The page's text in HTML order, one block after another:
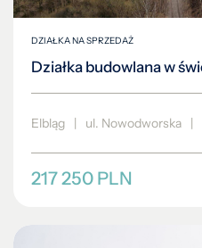
DZIAŁKA NA SPRZEDAŻ
Działka budowlana w
Elbląg | ul. Nowodworska |
217 250 PLN